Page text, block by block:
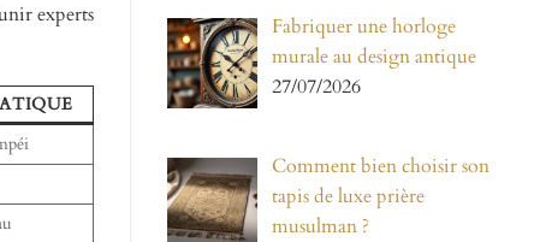
experts
Fabriquer une horloge
murale au design antique
27/07/2026
Comment bien choisir son
tapis de luxe prière
musulman ?